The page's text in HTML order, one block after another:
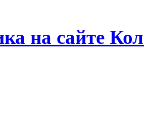
на сайте